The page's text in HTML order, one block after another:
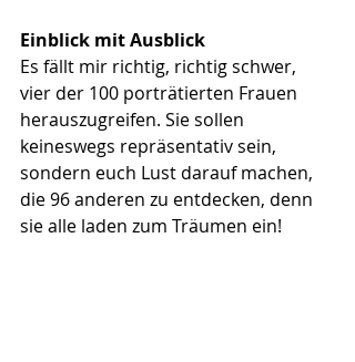
Einblick mit Ausblick
Es fällt mir richtig, richtig schwer,
vier der 100 porträtierten Frauen
herauszugreifen. Sie sollen
keineswegs repräsentativ sein,
sondern euch Lust darauf machen,
die 96 anderen zu entdecken, denn
sie alle laden zum Träumen ein!